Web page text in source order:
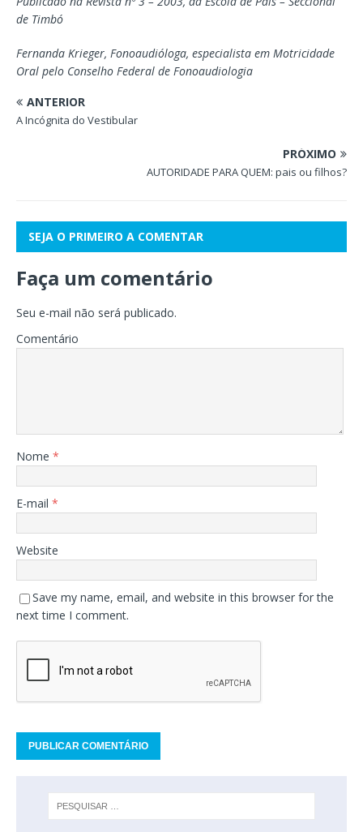
de Timbó
Fernanda Krieger, Fonoaudióloga, especialista em Motricidade
Oral pelo Conselho Federal de Fonoaudiologia
ANTERIOR
A Incógnita do Vestibular
PRÓXIMO
AUTORIDADE PARA QUEM: pais ou filhos?
SEJA O PRIMEIRO A COMENTAR
Faça um comentário
Seu e-mail não será publicado.
Comentário
Nome *
E-mail *
Website
Save my name, email, and website in this browser for the
next time I comment.